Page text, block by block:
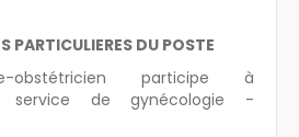
PARTICULIERES DU POSTE
obstétricien participe à
service de gynécologie -